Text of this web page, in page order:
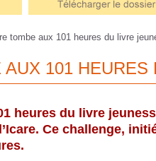
tombe aux 101 heures du livre
101
heures du livre
Ce challenge,